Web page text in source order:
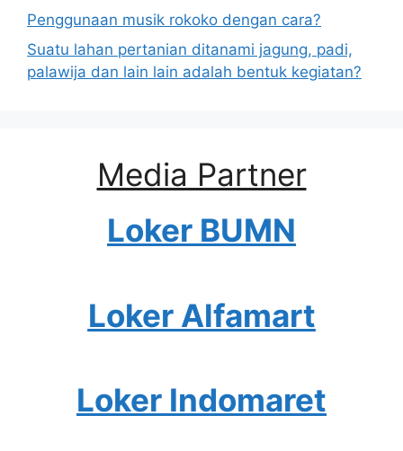
Penggunaan musik rokoko dengan cara?
Suatu lahan pertanian ditanami jagung, padi,
palawija dan lain lain adalah bentuk kegiatan?
Media Partner
Loker BUMN
Loker Alfamart
Loker Indomaret